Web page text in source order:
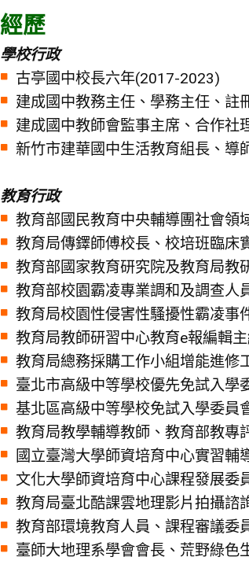
經歷
學校行政
古亭國中校長六年(2017-2023)
建成國中教務主任、學務主任、註
建成國中教師會監事主席、合作社
新竹市建華國中生活教育組長、導
教育行政
教育部國民教育中央輔導團社會領
教育局傳鐸師傅校長、校培班臨床
教育部國家教育研究院及教育局教
教育部校園霸凌專業調和及調查人
教育局校園性侵害性騷擾性霸凌事
教育局教師研習中心教育e報編輯
教育局總務採購工作小組增能進修
臺北市高級中等學校優先免試入學
基北區高級中等學校免試入學委員
教育局教學輔導教師、教育部教專
國立臺灣大學師資培育中心實習輔
文化大學師資培育中心課程發展委
教育局臺北酷課雲地理影片拍攝諮
教育部環境教育人員、課程審議委
臺師大地理系學會會長、荒野綠色